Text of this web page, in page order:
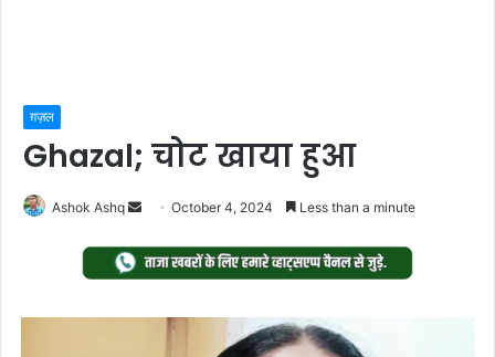
ग़ज़ल
Ghazal; चोट खाया हुआ
Ashok Ashq
Send
email
October 4, 2024 Less than a minute